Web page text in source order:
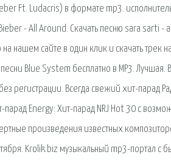
Ft. Ludacris) в формате mp3.
- All Around. Скачать песню sara
нашем сайте в один клик и скачать трек
Blue System бесплатно в MP3. Лучшая.
регистрации. Всегда свежий хит-парад
парад Energy: Хит-парад NRJ Hot 30 с
произведения известных
Krolik.biz музыкальный mp3-портал